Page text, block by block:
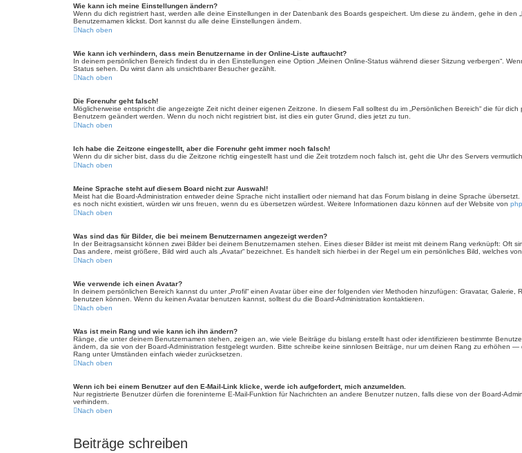
Wie kann ich meine Einstellungen ändern?
Wenn du dich registriert hast, werden alle deine Einstellungen in der Datenbank des Boards gespeichert. Um diese zu ändern, gehe in
Benutzernamen klickst. Dort kannst du alle deine Einstellungen ändern.
Nach oben
Wie kann ich verhindern, dass mein Benutzername in der Online-Liste auftaucht?
In deinem persönlichen Bereich findest du in den Einstellungen eine Option „Meinen Online-Status während dieser Sitzung verbergen“.
Status sehen. Du wirst dann als unsichtbarer Besucher gezählt.
Nach oben
Die Forenuhr geht falsch!
Möglicherweise entspricht die angezeigte Zeit nicht deiner eigenen Zeitzone. In diesem Fall solltest du im „Persönlichen Bereich“ die für
Benutzern geändert werden. Wenn du noch nicht registriert bist, ist dies ein guter Grund, dies jetzt zu tun.
Nach oben
Ich habe die Zeitzone eingestellt, aber die Forenuhr geht immer noch falsch!
Wenn du dir sicher bist, dass du die Zeitzone richtig eingestellt hast und die Zeit trotzdem noch falsch ist, geht die Uhr des Servers
Nach oben
Meine Sprache steht auf diesem Board nicht zur Auswahl!
Meist hat die Board-Administration entweder deine Sprache nicht installiert oder niemand hat das Forum bislang in deine Sprache
es noch nicht existiert, würden wir uns freuen, wenn du es übersetzen würdest. Weitere Informationen dazu können auf der Website von
Nach oben
Was sind das für Bilder, die bei meinem Benutzernamen angezeigt werden?
In der Beitragsansicht können zwei Bilder bei deinem Benutzernamen stehen. Eines dieser Bilder ist meist mit deinem Rang verknüpft: Oft
Das andere, meist größere, Bild wird auch als „Avatar“ bezeichnet. Es handelt sich hierbei in der Regel um ein persönliches Bild, welches
Nach oben
Wie verwende ich einen Avatar?
In deinem persönlichen Bereich kannst du unter „Profil“ einen Avatar über eine der folgenden vier Methoden hinzufügen: Gravatar,
benutzen können. Wenn du keinen Avatar benutzen kannst, solltest du die Board-Administration kontaktieren.
Nach oben
Was ist mein Rang und wie kann ich ihn ändern?
Ränge, die unter deinem Benutzernamen stehen, zeigen an, wie viele Beiträge du bislang erstellt hast oder identifizieren bestimmte
ändern, da sie von der Board-Administration festgelegt wurden. Bitte schreibe keine sinnlosen Beiträge, nur um deinen Rang zu erhöhen
Rang unter Umständen einfach wieder zurücksetzen.
Nach oben
Wenn ich bei einem Benutzer auf den E-Mail-Link klicke, werde ich aufgefordert, mich anzumelden.
Nur registrierte Benutzer dürfen die foreninterne E-Mail-Funktion für Nachrichten an andere Benutzer nutzen, falls diese von der Board-
verhindern.
Nach oben
Beiträge schreiben